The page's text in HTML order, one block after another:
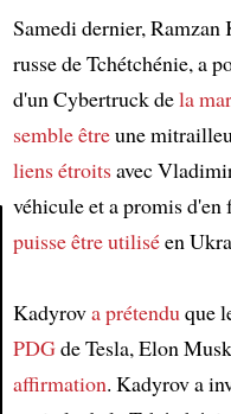
Samedi dernier, Ramzan
russe de Tchétchénie, a
d'un Cybertruck dela
semble êtreune
liens étroitsavec
véhicule et a promis d'en
puisse être utiliséen
Kadyrova prétendu que
PDGde Tesla, Elon
affirmation. Kadyrov a